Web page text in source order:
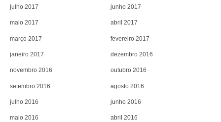
julho 2017 junho 2017
maio 2017 abril 2017
março 2017 fevereiro 2017
janeiro 2017 dezembro 2016
novembro 2016 outubro 2016
setembro 2016 agosto 2016
julho 2016 junho 2016
maio 2016 abril 2016